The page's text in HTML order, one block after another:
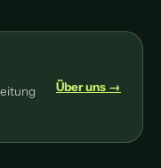
Über uns →